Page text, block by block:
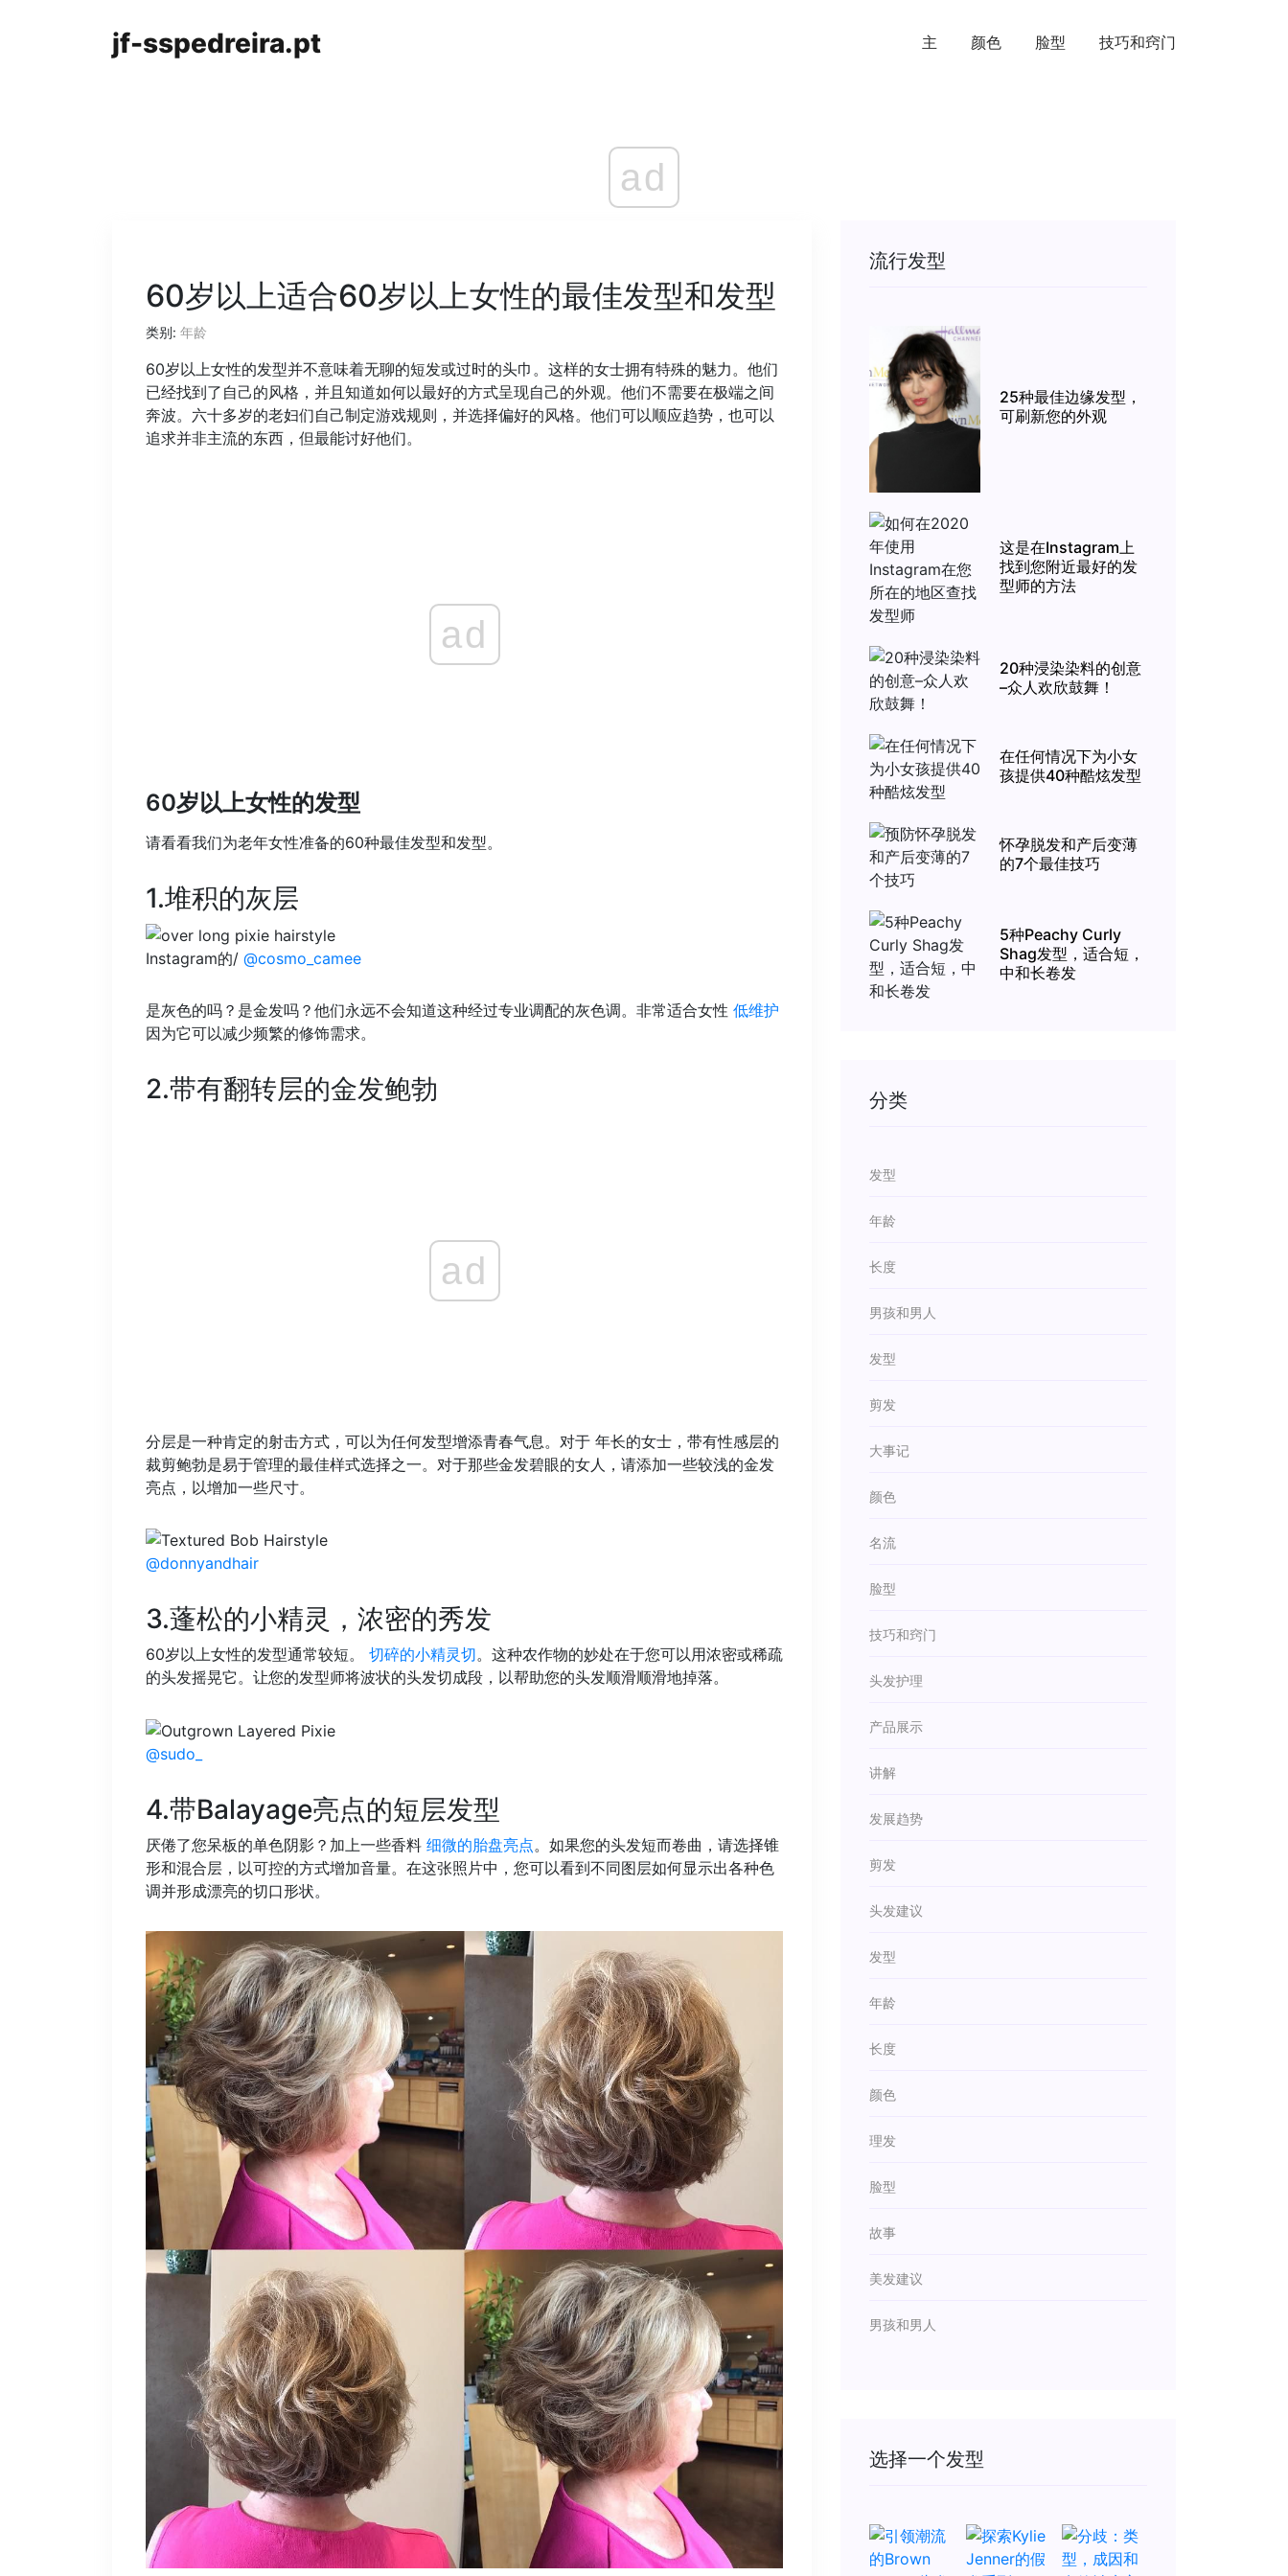
jf-sspedreira.pt 主 颜色 脸型 技巧和窍门
ad
60岁以上适合60岁以上女性的最佳发型和发型
类别: 年龄
60岁以上女性的发型并不意味着无聊的短发或过时的头巾。这样的女士拥有特殊的魅力。他们
已经找到了自己的风格，并且知道如何以最好的方式呈现自己的外观。他们不需要在极端之间
奔波。六十多岁的老妇们自己制定游戏规则，并选择偏好的风格。他们可以顺应趋势，也可以
追求并非主流的东西，但最能讨好他们。
ad
60岁以上女性的发型
请看看我们为老年女性准备的60种最佳发型和发型。
1.堆积的灰层
Instagram的/ @cosmo_camee
是灰色的吗？是金发吗？他们永远不会知道这种经过专业调配的灰色调。非常适合女性 低维护
因为它可以减少频繁的修饰需求。
2.带有翻转层的金发鲍勃
ad
分层是一种肯定的射击方式，可以为任何发型增添青春气息。对于 年长的女士，带有性感层的
裁剪鲍勃是易于管理的最佳样式选择之一。对于那些金发碧眼的女人，请添加一些较浅的金发
亮点，以增加一些尺寸。
@donnyandhair
3.蓬松的小精灵，浓密的秀发
60岁以上女性的发型通常较短。 切碎的小精灵切。这种农作物的妙处在于您可以用浓密或稀疏
的头发摇晃它。让您的发型师将波状的头发切成段，以帮助您的头发顺滑顺滑地掉落。
@sudo_
4.带Balayage亮点的短层发型
厌倦了您呆板的单色阴影？加上一些香料 细微的胎盘亮点。如果您的头发短而卷曲，请选择锥
形和混合层，以可控的方式增加音量。在这张照片中，您可以看到不同图层如何显示出各种色
调并形成漂亮的切口形状。
流行发型
25种最佳边缘发型，
可刷新您的外观
这是在Instagram上
找到您附近最好的发
型师的方法
20种浸染染料的创意
–众人欢欣鼓舞！
在任何情况下为小女
孩提供40种酷炫发型
怀孕脱发和产后变薄
的7个最佳技巧
5种Peachy Curly
Shag发型，适合短，
中和长卷发
分类
发型
年龄
长度
男孩和男人
发型
剪发
大事记
颜色
名流
脸型
技巧和窍门
头发护理
产品展示
讲解
发展趋势
剪发
头发建议
发型
年龄
长度
颜色
理发
脸型
故事
美发建议
男孩和男人
选择一个发型